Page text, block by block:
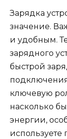
Зарядка
значение.
и удобным.
зарядного
быстрой
ключевую
насколько
энергии,
используете